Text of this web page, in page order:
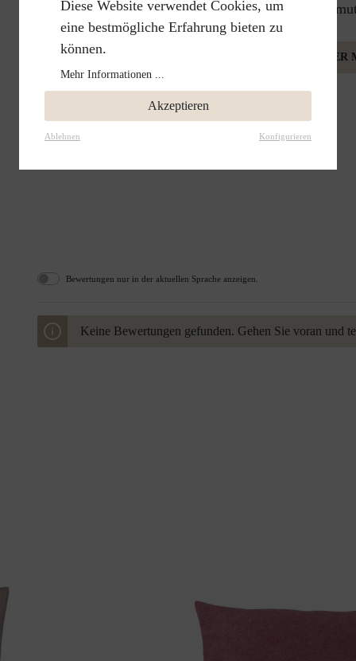
Äußere Einflüsse wie
MEHR INFORMATION ÜBER
Bewertungen nur in der aktuellen Sprache anzeigen.
Keine Bewertungen gefunden. Gehen Sie voran und
Diese Website verwendet Cookies, um
eine bestmögliche Erfahrung bieten zu
können.
Mehr Informationen ...
Akzeptieren
Ablehnen Konfigurieren